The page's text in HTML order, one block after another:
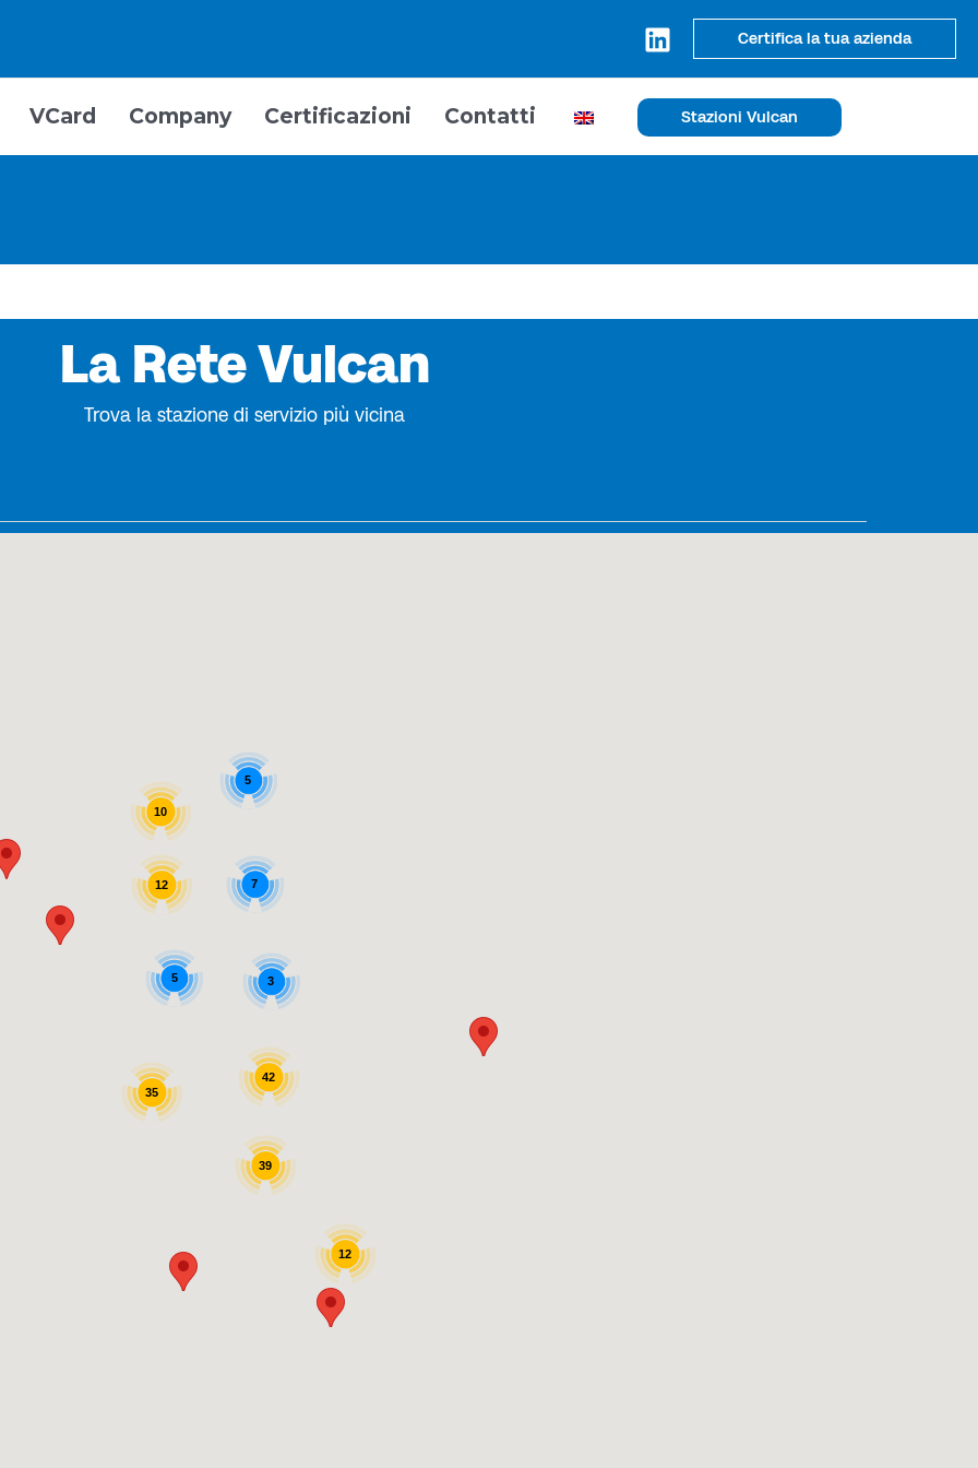
Certifica la tua azienda
VCard Company Certificazioni Contatti Stazioni Vulcan
La Rete Vulcan
Trova la stazione di servizio più vicina
10
42
39
12
35
12
5 3
7
5